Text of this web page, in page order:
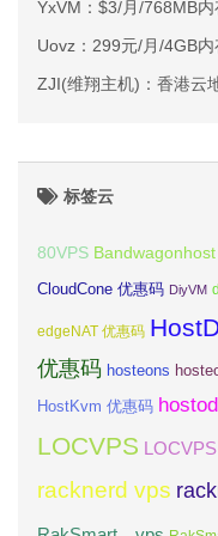
YxVM：$3/月/768MB
Uovz：299元/月/4GB
ZJI(维翔主机)：香港云
标签云
80VPS Bandwagonhost
CloudCone 优惠码 DiyVM
edgeNAT 优惠码
优惠码 hosteons
HostKvm 优惠码
LOCVPS
racknerd vps